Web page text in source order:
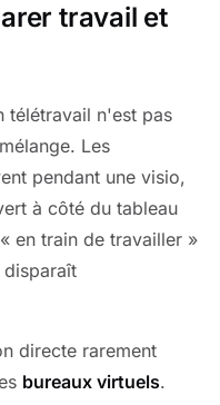
travail et
télétravail n'est pas
Les
pendant une visio,
à côté du tableau
en train de travailler »
directe rarement
bureaux virtuels.